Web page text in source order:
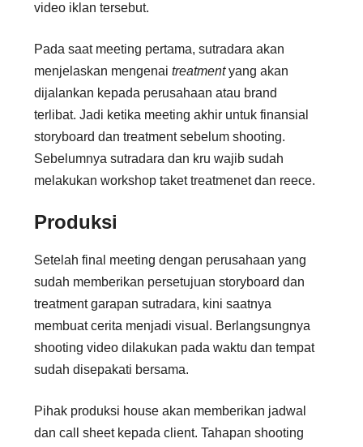
video iklan tersebut.
Pada saat meeting pertama, sutradara akan
menjelaskan mengenai treatmentyang akan
dijalankan kepada perusahaan atau brand
terlibat. Jadi ketika meeting akhir untuk finansial
storyboard dan treatment sebelum shooting.
Sebelumnya sutradara dan kru wajib sudah
melakukan workshop taket treatmenet dan reece.
Produksi
Setelah final meeting dengan perusahaan yang
sudah memberikan persetujuan storyboard dan
treatment garapan sutradara, kini saatnya
membuat cerita menjadi visual. Berlangsungnya
shooting video dilakukan pada waktu dan tempat
sudah disepakati bersama.
Pihak produksi house akan memberikan jadwal
dan call sheet kepada client. Tahapan shooting